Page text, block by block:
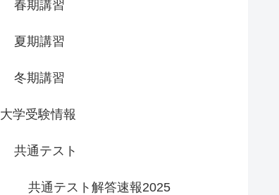
春期講習
夏期講習
冬期講習
大学受験情報
共通テスト
共通テスト解答速報2025